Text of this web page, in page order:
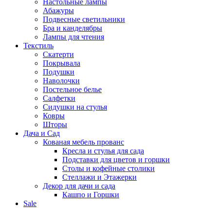
Настольные лампы
Абажуры
Подвесные светильники
Бра и канделябры
Лампы для чтения
Текстиль
Скатерти
Покрывала
Подушки
Наволочки
Постельное белье
Салфетки
Сидушки на стулья
Ковры
Шторы
Дача и Сад
Кованая мебель прованс
Кресла и стулья для сада
Подставки для цветов и горшки
Столы и кофейные столики
Стеллажи и Этажерки
Декор для дачи и сада
Кашпо и Горшки
Sale